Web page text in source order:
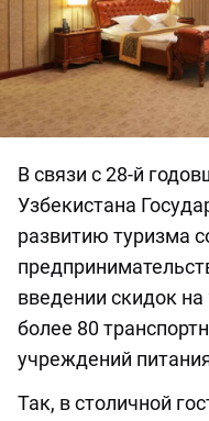
В связи с 28-й
Узбекистана
развитию туризма
введении скидок
более 80
учреждений
Так, в столичной